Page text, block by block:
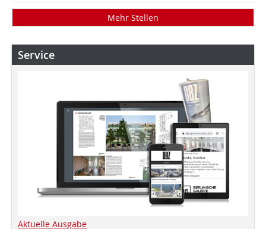
Mehr Stellen
Service
Aktuelle Ausgabe